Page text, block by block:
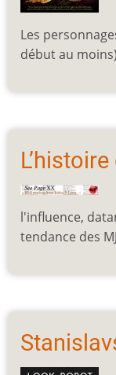
Les
début au
l'influence,
tendance des